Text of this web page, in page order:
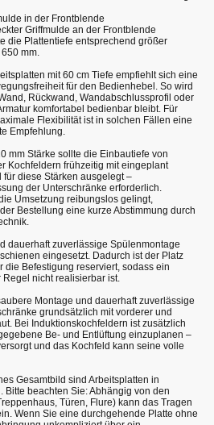
in der Frontblende
Griffmulde an der Frontblende
die Plattentiefe entsprechend größer
mm.
mit 60 cm Tiefe empfiehlt sich eine
für den Bedienhebel. So wird
Rückwand, Wandabschlussprofil oder
komfortabel bedienbar bleibt. Für
Flexibilität ist in solchen Fällen eine
Empfehlung.
mm Stärke sollte die Einbautiefe von
Kochfeldern frühzeitig mit eingeplant
diese Stärken ausgelegt –
der Unterschränke erforderlich.
Umsetzung reibungslos gelingt,
Bestellung eine kurze Abstimmung durch
dauerhaft zuverlässige Spülenmontage
eingesetzt. Dadurch ist der Platz
die Befestigung reserviert, sodass ein
nicht realisierbar ist.
Montage und dauerhaft zuverlässige
grundsätzlich mit vorderer und
Bei Induktionskochfeldern ist zusätzlich
Be- und Entlüftung einzuplanen –
und das Kochfeld kann seine volle
Gesamtbild sind Arbeitsplatten in
beachten Sie: Abhängig von den
Türen, Flure) kann das Tragen
Wenn Sie eine durchgehende Platte ohne